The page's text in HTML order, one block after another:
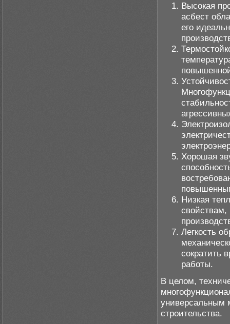
Высокая
асбест
его
Хорошая
Низкая
свойствам,
Легкость
сократить
работы.
В целом,
универсальным
строительства.